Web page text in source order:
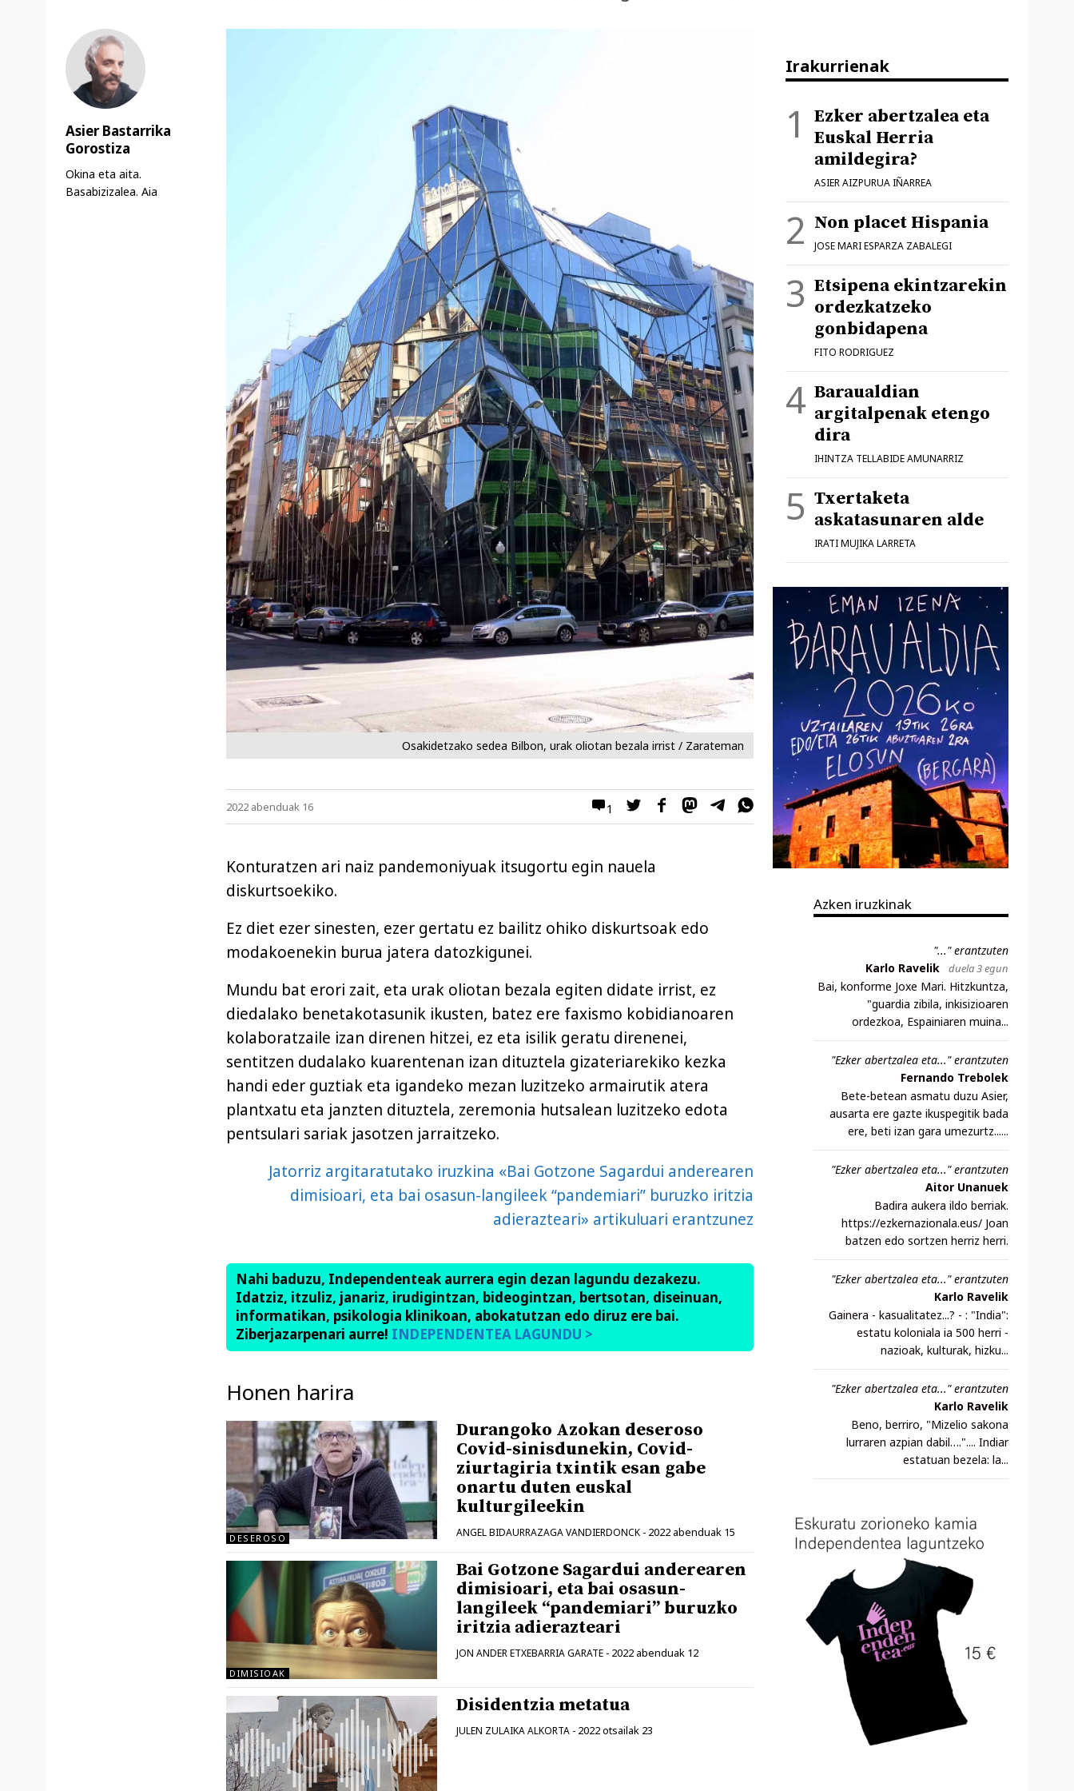
Osakidetzako sedea Bilbon, urak oliotan bezala irrist / Zarateman
1
2022 abenduak 16
Konturatzen ari naiz pandemoniyuak itsugortu egin nauela
diskurtsoekiko.
Ez diet ezer sinesten, ezer gertatu ez bailitz ohiko diskurtsoak edo
modakoenekin burua jatera datozkigunei.
Mundu bat erori zait, eta urak oliotan bezala egiten didate irrist, ez
diedalako benetakotasunik ikusten, batez ere faxismo kobidianoaren
kolaboratzaile izan direnen hitzei, ez eta isilik geratu direnenei,
sentitzen dudalako kuarentenan izan dituztela gizateriarekiko kezka
handi eder guztiak eta igandeko mezan luzitzeko armairutik atera
plantxatu eta janzten dituztela, zeremonia hutsalean luzitzeko edota
pentsulari sariak jasotzen jarraitzeko.
Jatorriz argitaratutako iruzkina «Bai Gotzone Sagardui anderearen
dimisioari, eta bai osasun-langileek “pandemiari” buruzko iritzia
adierazteari» artikuluari erantzunez
Nahi baduzu, Independenteak aurrera egin dezan lagundu dezakezu.
Idatziz, itzuliz, janariz, irudigintzan, bideogintzan, bertsotan, diseinuan,
informatikan, psikologia klinikoan, abokatutzan edo diruz ere bai.
Ziberjazarpenari aurre! INDEPENDENTEA LAGUNDU >
Honen harira
DESEROSO
Durangoko Azokan deseroso
Covid-sinisdunekin, Covid-
ziurtagiria txintik esan gabe
onartu duten euskal
kulturgileekin
ANGEL BIDAURRAZAGA VANDIERDONCK - 2022 abenduak 15
DIMISIOAK
Bai Gotzone Sagardui anderearen
dimisioari, eta bai osasun-
langileek “pandemiari” buruzko
iritzia adierazteari
JON ANDER ETXEBARRIA GARATE - 2022 abenduak 12
Disidentzia metatua
JULEN ZULAIKA ALKORTA - 2022 otsailak 23
Asier Bastarrika
Gorostiza
Okina eta aita.
Basabizizalea. Aia
Irakurrienak
Ezker abertzalea eta
Euskal Herria
amildegira?
ASIER AIZPURUA IÑARREA
Non placet Hispania
JOSE MARI ESPARZA ZABALEGI
Etsipena ekintzarekin
ordezkatzeko
gonbidapena
FITO RODRIGUEZ
Baraualdian
argitalpenak etengo
dira
IHINTZA TELLABIDE AMUNARRIZ
Txertaketa
askatasunaren alde
IRATI MUJIKA LARRETA
Azken iruzkinak
"..." erantzuten
Karlo Ravelik
duela 3 egun
Bai, konforme Joxe Mari. Hitzkuntza,
"guardia zibila, inkisizioaren
ordezkoa, Espainiaren muina...
"Ezker abertzalea eta..." erantzuten
Fernando Trebolek
Bete-betean asmatu duzu Asier,
ausarta ere gazte ikuspegitik bada
ere, beti izan gara umezurtz......
"Ezker abertzalea eta..." erantzuten
Aitor Unanuek
Badira aukera ildo berriak.
https://ezkernazionala.eus/ Joan
batzen edo sortzen herriz herri.
"Ezker abertzalea eta..." erantzuten
Karlo Ravelik
Gainera - kasualitatez...? - : "India":
estatu koloniala ia 500 herri -
nazioak, kulturak, hizku...
"Ezker abertzalea eta..." erantzuten
Karlo Ravelik
Beno, berriro, "Mizelio sakona
lurraren azpian dabil….".... Indiar
estatuan bezela: la...